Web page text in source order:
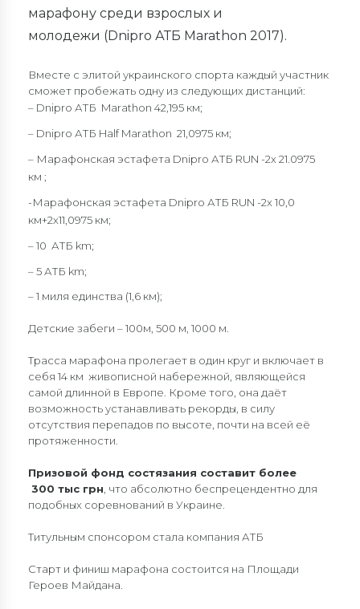
марафону среди взрослых и
молодежи (Dnipro АТБ Marathon 2017).
Вместе с элитой украинского спорта каждый участник
сможет пробежать одну из следующих дистанций:
– Dnipro АТБ Marathon 42,195 км;
– Dnipro АТБ Half Marathon 21,0975 км;
– Марафонская эстафета Dnipro АТБ RUN -2x 21.0975
км ;
-Марафонская эстафета Dnipro АТБ RUN -2x 10,0
км+2х11,0975 км;
– 10 АТБ km;
– 5 АТБ km;
– 1 миля единства (1,6 км);
Детские забеги – 100м, 500 м, 1000 м.
Трасса марафона пролегает в один круг и включает в
себя 14 км живописной набережной, являющейся
самой длинной в Европе. Кроме того, она даёт
возможность устанавливать рекорды, в силу
отсутствия перепадов по высоте, почти на всей её
протяженности.
Призовой фонд состязания составит более
300 тыс грн , что абсолютно беспрецендентно для
подобных соревнований в Украине.
Титульным спонсором стала компания АТБ
Старт и финиш марафона состоится на Площади
Героев Майдана.